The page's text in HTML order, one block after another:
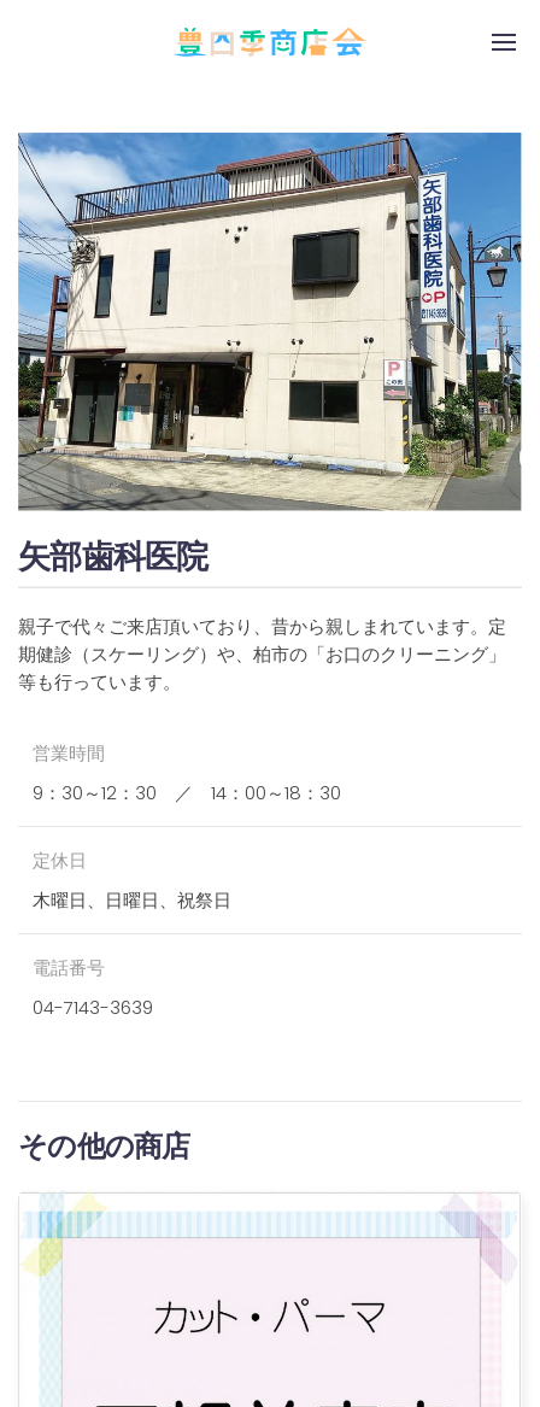
矢部歯科医院
親子で代々ご来店頂いており、昔から親しまれています。定
期健診（スケーリング）や、柏市の「お口のクリーニング」
等も行っています。
営業時間
9：30～12：30 ／ 14：00～18：30
定休日
木曜日、日曜日、祝祭日
電話番号
04-7143-3639
その他の商店